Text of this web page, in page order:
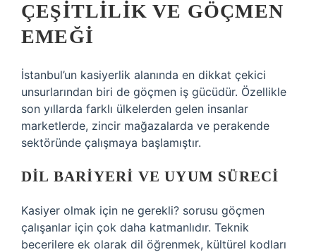
ÇEŞITLILIK VE GÖÇMEN
EMEĞI
İstanbul’un kasiyerlik alanında en dikkat çekici
unsurlarından biri de göçmen iş gücüdür. Özellikle
son yıllarda farklı ülkelerden gelen insanlar
marketlerde, zincir mağazalarda ve perakende
sektöründe çalışmaya başlamıştır.
DIL BARIYERI VE UYUM SÜRECI
Kasiyer olmak için ne gerekli? sorusu göçmen
çalışanlar için çok daha katmanlıdır. Teknik
becerilere ek olarak dil öğrenmek, kültürel kodları